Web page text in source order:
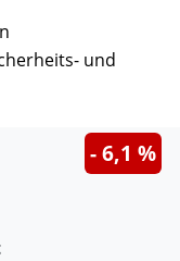
und
- 6,1 %